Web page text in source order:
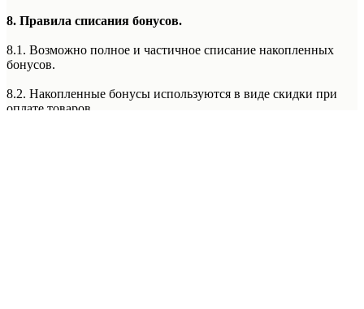
8. Правила списания бонусов.
8.1. Возможно полное и частичное списание накопленных
бонусов.
8.2. Накопленные бонусы используются в виде скидки при
оплате товаров.